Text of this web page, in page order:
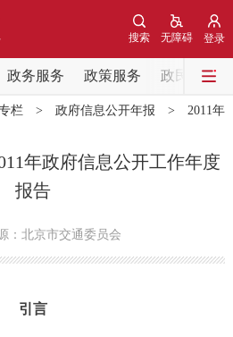
登录
无障碍
搜索
政务服务 政策服务 政民互动
国务院信息 中央部委动态
会议信息 部门动态
机构职能
栏> 政府信息公开年报 > 2011年
年政府信息公开工作年度
报告
：北京市交通委员会
引言